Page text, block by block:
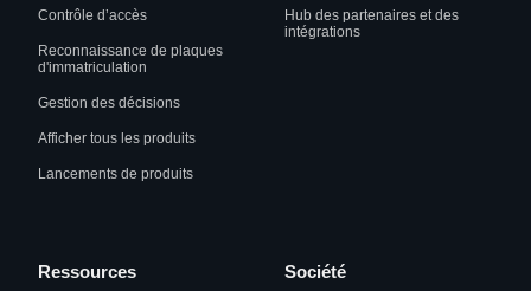
Contrôle d’accès
Reconnaissance de plaques
d'immatriculation
Gestion des décisions
Afficher tous les produits
Lancements de produits
Hub des partenaires et des
intégrations
Ressources Société